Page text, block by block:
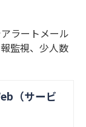
ラートメール
監視、少人数
（サービ